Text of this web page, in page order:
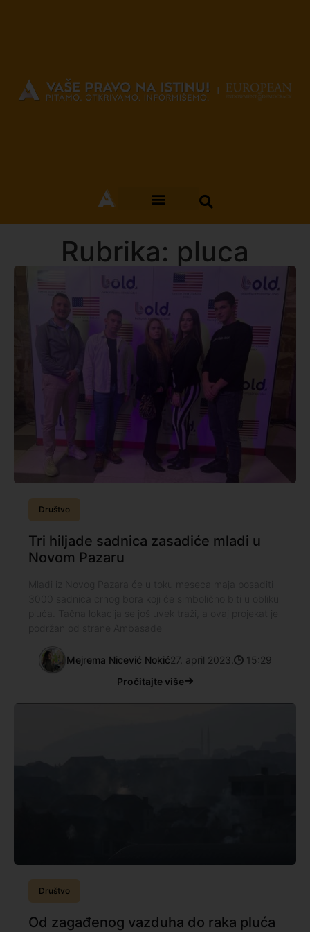
Rubrika: pluca
Društvo
Tri hiljade sadnica zasadiće mladi u
Novom Pazaru
Mejrema Nicević Nokić27. april 2023.
15:29
Pročitajte više
Društvo
Od zagađenog vazduha do raka pluća